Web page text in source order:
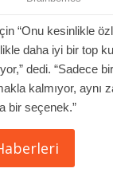
“Onu kesinlikle
daha iyi bir top
dedi. “Sadece
kalmıyor, aynı
bir seçenek.”